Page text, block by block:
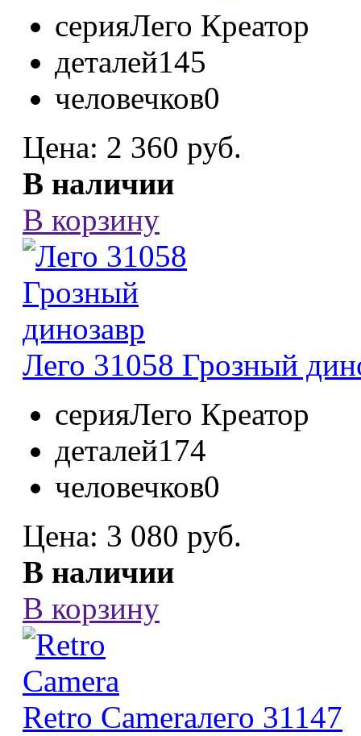
серияЛего Креатор
деталей145
человечков0
Цена: 2 360 руб.
В наличии
В корзину
Лего 31058 Грозный
серияЛего Креатор
деталей174
человечков0
Цена: 3 080 руб.
В наличии
В корзину
Retro Cameraлего 31147